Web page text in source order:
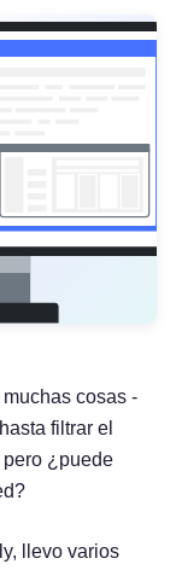
cosas -
filtrar el
¿puede
llevo varios